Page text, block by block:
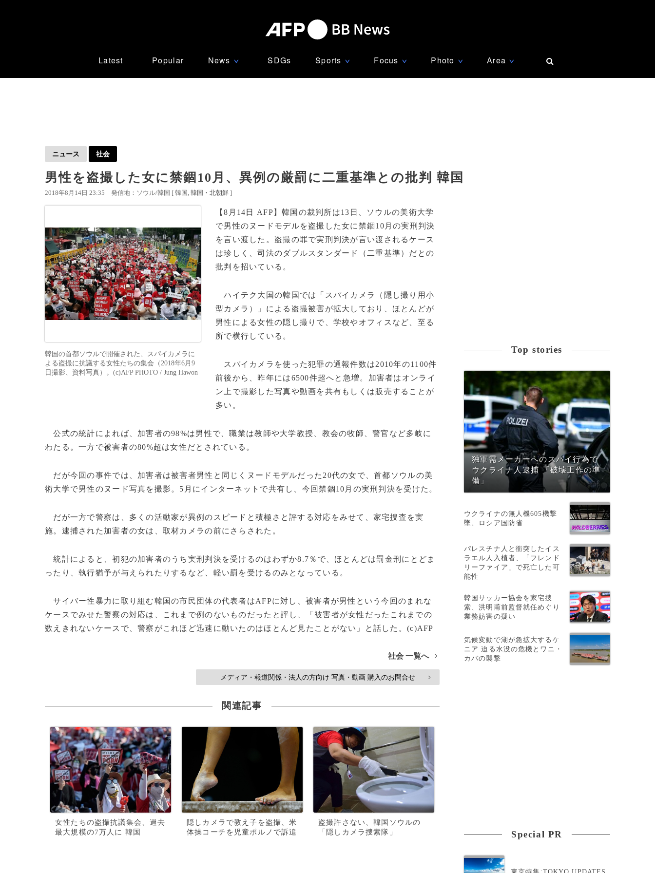
Latest Popular News ∨ SDGs Sports ∨ Focus ∨ Photo ∨ Area ∨
ニュース 社会
男性を盗撮した女に禁錮10月、異例の厳罰に二重基準との批判 韓国
2018年8月14日 23:35 発信地：ソウル/韓国 [ 韓国 韓国・北朝鮮 ]
韓国の首都ソウルで開催された、スパイカメラに
よる盗撮に抗議する女性たちの集会（2018年6月9
日撮影、資料写真）。(c)AFP PHOTO / Jung Hawon
【8月14日 AFP】韓国の裁判所は13日、ソウルの美術大学
で男性のヌードモデルを盗撮した女に禁錮10月の実刑判決
を言い渡した。盗撮の罪で実刑判決が言い渡されるケース
は珍しく、司法のダブルスタンダード（二重基準）だとの
批判を招いている。
ハイテク大国の韓国では「スパイカメラ（隠し撮り用小
型カメラ）」による盗撮被害が拡大しており、ほとんどが
男性による女性の隠し撮りで、学校やオフィスなど、至る
所で横行している。
スパイカメラを使った犯罪の通報件数は2010年の1100件
前後から、昨年には6500件超へと急増。加害者はオンライ
ン上で撮影した写真や動画を共有もしくは販売することが
多い。
公式の統計によれば、加害者の98%は男性で、職業は教師や大学教授、教会の牧師、警官など多岐に
わたる。一方で被害者の80%超は女性だとされている。
だが今回の事件では、加害者は被害者男性と同じくヌードモデルだった20代の女で、首都ソウルの美
術大学で男性のヌード写真を撮影。5月にインターネットで共有し、今回禁錮10月の実刑判決を受けた。
だが一方で警察は、多くの活動家が異例のスピードと積極さと評する対応をみせて、家宅捜査を実
施。逮捕された加害者の女は、取材カメラの前にさらされた。
統計によると、初犯の加害者のうち実刑判決を受けるのはわずか8.7％で、ほとんどは罰金刑にとどま
ったり、執行猶予が与えられたりするなど、軽い罰を受けるのみとなっている。
サイバー性暴力に取り組む韓国の市民団体の代表者はAFPに対し、被害者が男性という今回のまれな
ケースでみせた警察の対応は、これまで例のないものだったと評し、「被害者が女性だったこれまでの
数えきれないケースで、警察がこれほど迅速に動いたのはほとんど見たことがない」と話した。(c)AFP
社会 一覧へ >
メディア・報道関係・法人の方向け 写真・動画 購入のお問合せ >
関連記事
女性たちの盗撮抗議集会、過去
最大規模の7万人に 韓国
隠しカメラで教え子を盗撮、米
体操コーチを児童ポルノで訴追
盗撮許さない、韓国ソウルの
「隠しカメラ捜索隊」
Top stories
独軍需メーカーへのスパイ行為で
ウクライナ人逮捕 「破壊工作の準
備」
ウクライナの無人機605機撃
墜、ロシア国防省
パレスチナ人と衝突したイス
ラエル人入植者、「フレンド
リーファイア」で死亡した可
能性
韓国サッカー協会を家宅捜
索、洪明甫前監督就任めぐり
業務妨害の疑い
気候変動で湖が急拡大するケ
ニア 迫る水没の危機とワニ・
カバの襲撃
Special PR
東京特集:TOKYO UPDATES